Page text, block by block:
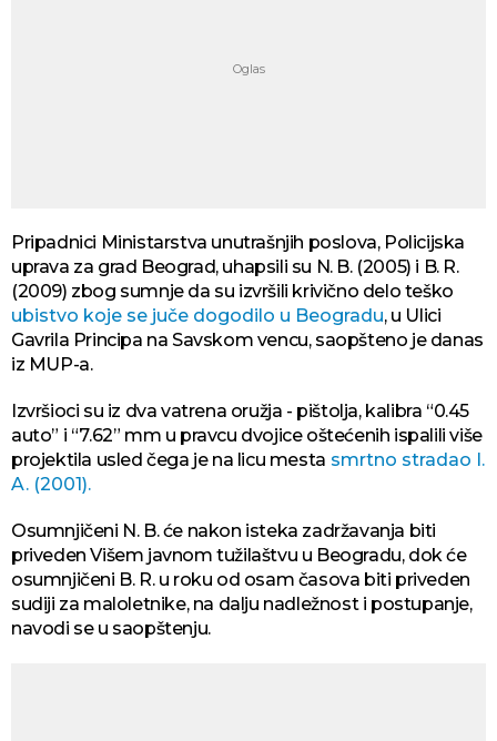
Pripadnici Ministarstva unutrašnjih poslova, Policijska
uprava za grad Beograd, uhapsili su N. B. (2005) i B. R.
(2009) zbog sumnje da su izvršili krivično delo teško
ubistvo koje se juče dogodilo u Beogradu, u Ulici
Gavrila Principa na Savskom vencu, saopšteno je danas
iz MUP-a.
Izvršioci su iz dva vatrena oružja - pištolja, kalibra “0.45
auto” i “7.62” mm u pravcu dvojice oštećenih ispalili više
projektila usled čega je na licu mesta smrtno stradao I.
A. (2001).
Osumnjičeni N. B. će nakon isteka zadržavanja biti
priveden Višem javnom tužilaštvu u Beogradu, dok će
osumnjičeni B. R. u roku od osam časova biti priveden
sudiji za maloletnike, na dalju nadležnost i postupanje,
navodi se u saopštenju.